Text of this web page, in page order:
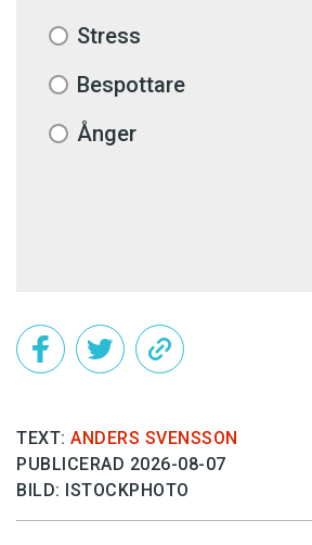
Stress
Bespottare
Ånger
TEXT: ANDERS SVENSSON
PUBLICERAD 2026-08-07
BILD: ISTOCKPHOTO